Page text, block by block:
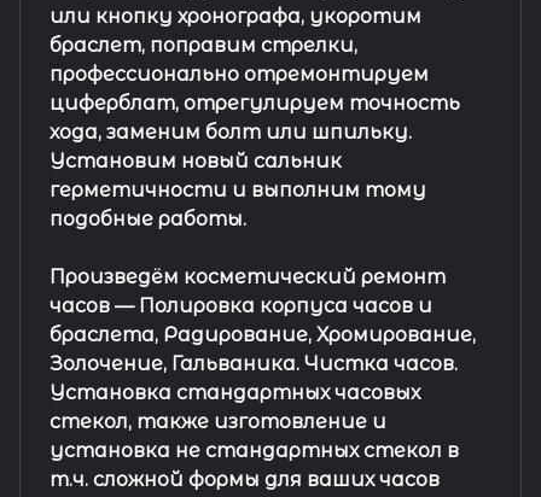
или кнопку хронографа, укоротим
браслет, поправим стрелки,
профессионально отремонтируем
циферблат, отрегулируем точность
хода, заменим болт или шпильку.
Установим новый сальник
герметичности и выполним тому
подобные работы.
Произведём косметический ремонт
часов — Полировка корпуса часов и
браслета, Радирование, Хромирование,
Золочение, Гальваника. Чистка часов.
Установка стандартных часовых
стекол, также изготовление и
установка не стандартных стекол в
т.ч. сложной формы для ваших часов